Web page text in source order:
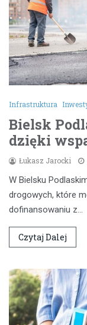
Infrastruktura
Bielsk
dzięki
Łukasz Jarocki
W Bielsku
drogowych, które
dofinansowaniu z…
Czytaj Dalej